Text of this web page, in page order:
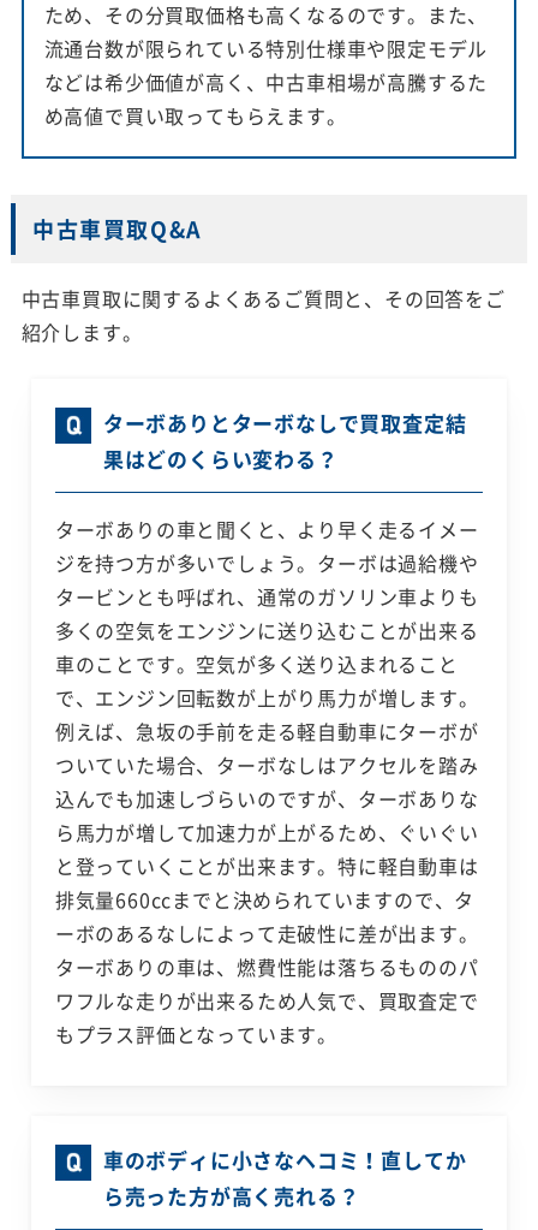
ため、その分買取価格も高くなるのです。また、
流通台数が限られている特別仕様車や限定モデル
などは希少価値が高く、中古車相場が高騰するた
め高値で買い取ってもらえます。
中古車買取Q&A
中古車買取に関するよくあるご質問と、その回答をご
紹介します。
ターボありとターボなしで買取査定結
果はどのくらい変わる？
ターボありの車と聞くと、より早く走るイメー
ジを持つ方が多いでしょう。ターボは過給機や
タービンとも呼ばれ、通常のガソリン車よりも
多くの空気をエンジンに送り込むことが出来る
車のことです。空気が多く送り込まれること
で、エンジン回転数が上がり馬力が増します。
例えば、急坂の手前を走る軽自動車にターボが
ついていた場合、ターボなしはアクセルを踏み
込んでも加速しづらいのですが、ターボありな
ら馬力が増して加速力が上がるため、ぐいぐい
と登っていくことが出来ます。特に軽自動車は
排気量660ccまでと決められていますので、タ
ーボのあるなしによって走破性に差が出ます。
ターボありの車は、燃費性能は落ちるもののパ
ワフルな走りが出来るため人気で、買取査定で
もプラス評価となっています。
車のボディに小さなヘコミ！直してか
ら売った方が高く売れる？